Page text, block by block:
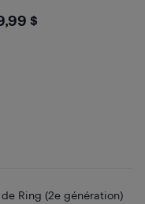
$
Ring (2e génération)